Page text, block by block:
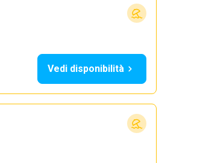
Vedi disponibilità